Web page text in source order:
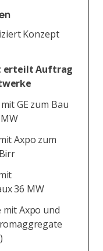
Konzept
erteilt Auftrag
GE zum Bau
Axpo zum
36 MW
mit Axpo und